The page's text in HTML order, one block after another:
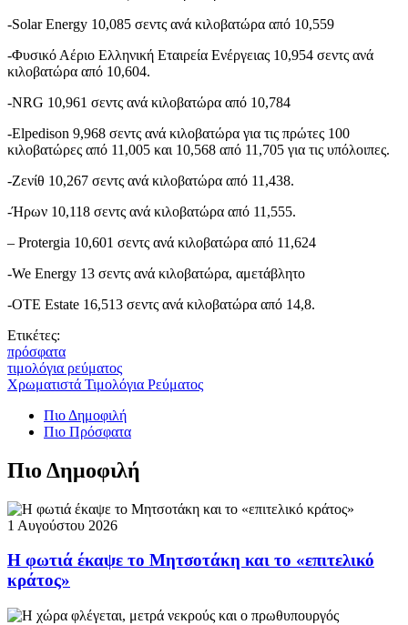
-Solar Energy 10,085 σεντς ανά κιλοβατώρα από 10,559
-Φυσικό Αέριο Ελληνική Εταιρεία Ενέργειας 10,954 σεντς ανά
κιλοβατώρα από 10,604.
-NRG 10,961 σεντς ανά κιλοβατώρα από 10,784
-Elpedison 9,968 σεντς ανά κιλοβατώρα για τις πρώτες 100
κιλοβατώρες από 11,005 και 10,568 από 11,705 για τις υπόλοιπες.
-Ζενίθ 10,267 σεντς ανά κιλοβατώρα από 11,438.
-Ήρων 10,118 σεντς ανά κιλοβατώρα από 11,555.
– Protergia 10,601 σεντς ανά κιλοβατώρα από 11,624
-We Energy 13 σεντς ανά κιλοβατώρα, αμετάβλητο
-OTE Estate 16,513 σεντς ανά κιλοβατώρα από 14,8.
Ετικέτες:
πρόσφατα
τιμολόγια ρεύματος
Χρωματιστά Τιμολόγια Ρεύματος
Πιο Δημοφιλή
Πιο Πρόσφατα
Πιο Δημοφιλή
1 Αυγούστου 2026
Η φωτιά έκαψε το Μητσοτάκη και το «επιτελικό
κράτος»